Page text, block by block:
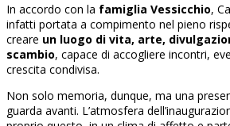
In accordo con la famiglia Vessicchio,
infatti portata a compimento nel pieno
creare un luogo di vita, arte,
scambio, capace di accogliere incontri,
crescita condivisa.
Non solo memoria, dunque, ma una
guarda avanti. L’atmosfera